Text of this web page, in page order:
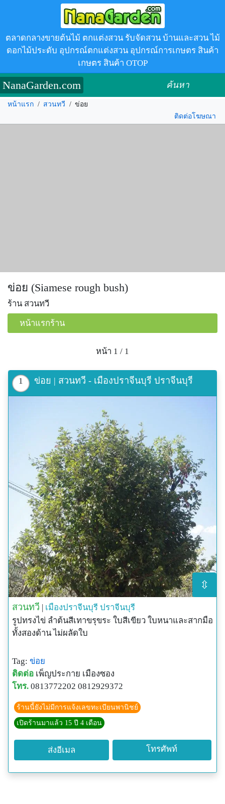
ตลาดกลางขายต้นไม้ ตกแต่งสวน รับจัดสวน บ้านและสวน ไม้
ดอกไม้ประดับ อุปกรณ์ตกแต่งสวน อุปกรณ์การเกษตร สินค้า
เกษตร สินค้า OTOP
NanaGarden.com ค้นหา
หน้าแรก / สวนทวี / ข่อย
ติดต่อโฆษณา
ข่อย (Siamese rough bush)
ร้าน สวนทวี
หน้าแรกร้าน
หน้า 1 / 1
1 ข่อย | สวนทวี - เมืองปราจีนบุรี ปราจีนบุรี
⇳
สวนทวี | เมืองปราจีนบุรี ปราจีนบุรี
รูปทรงไข่ ลำต้นสีเทาขรุขระ ใบสีเขียว ใบหนาและสากมือ
ทั้งสองด้าน ไม่ผลัดใบ
Tag: ข่อย
ติดต่อ เพ็ญประกาย เมืองซอง
โทร. 0813772202 0812929372
ร้านนี้ยังไม่มีการแจ้งเลขทะเบียนพานิชย์
เปิดร้านมาแล้ว 15 ปี 4 เดือน
ส่งอีเมล โทรศัพท์